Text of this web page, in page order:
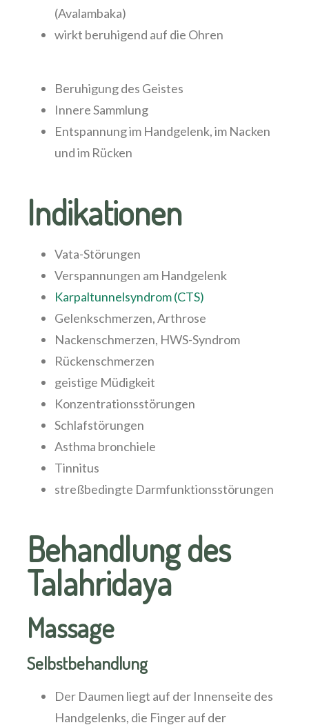
(Avalambaka)
wirkt beruhigend auf die Ohren
Beruhigung des Geistes
Innere Sammlung
Entspannung im Handgelenk, im Nacken
und im Rücken
Indikationen
Vata-Störungen
Verspannungen am Handgelenk
Karpaltunnelsyndrom (CTS)
Gelenkschmerzen, Arthrose
Nackenschmerzen, HWS-Syndrom
Rückenschmerzen
geistige Müdigkeit
Konzentrationsstörungen
Schlafstörungen
Asthma bronchiele
Tinnitus
streßbedingte Darmfunktionsstörungen
Behandlung des
Talahridaya
Massage
Selbstbehandlung
Der Daumen liegt auf der Innenseite des
Handgelenks, die Finger auf der